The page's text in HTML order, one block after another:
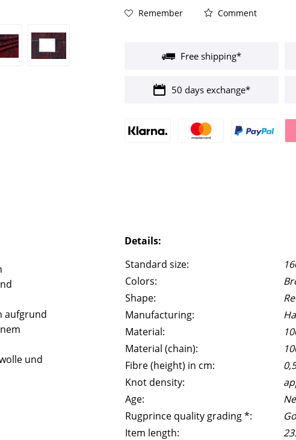
Remember Comment
Free shipping*
50 days exchange*
aufgrund
und
Details:
Standard size:
Colors:
Shape:
Manufacturing:
Material:
Material (chain):
Fibre (height) in cm:
Knot density:
Age:
Rugprince quality grading *:
Item length: